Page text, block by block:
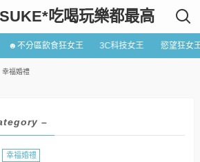
吃喝玩樂都最高
☻不分區飲食狂女王 3C科技女王 慾望狂女
幸福婚禮
–
幸福婚禮